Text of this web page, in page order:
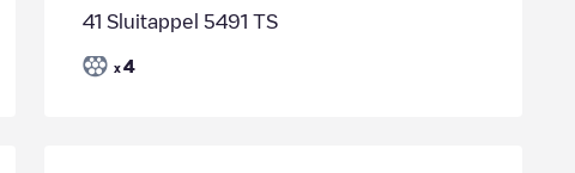
41 Sluitappel 5491 TS
x 4